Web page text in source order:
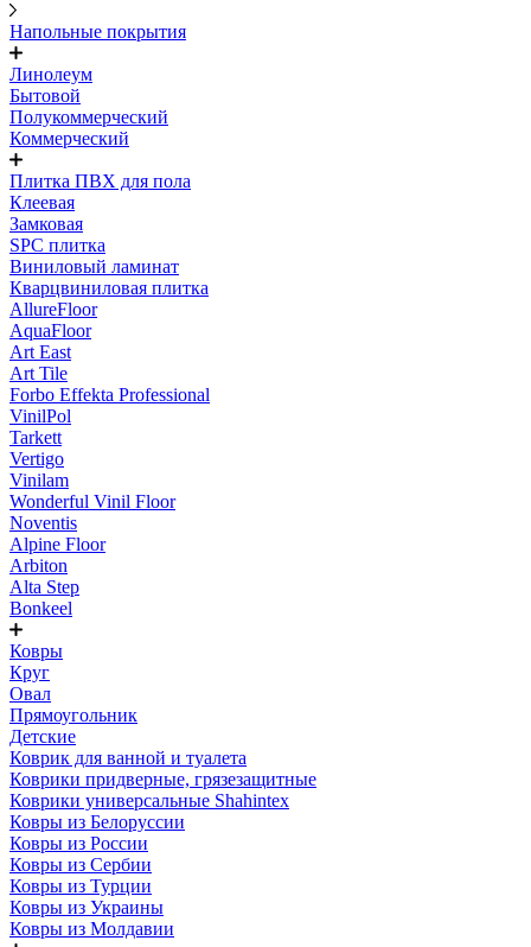
Напольные покрытия
Линолеум
Бытовой
Полукоммерческий
Коммерческий
Плитка ПВХ для пола
Клеевая
Замковая
SPC плитка
Виниловый ламинат
Кварцвиниловая плитка
AllureFloor
AquaFloor
Art East
Art Tile
Forbo Effekta Professional
VinilPol
Tarkett
Vertigo
Vinilam
Wonderful Vinil Floor
Noventis
Alpine Floor
Arbiton
Alta Step
Bonkeel
Ковры
Круг
Овал
Прямоугольник
Детские
Коврик для ванной и туалета
Коврики придверные, грязезащитные
Коврики универсальные Shahintex
Ковры из Белоруссии
Ковры из России
Ковры из Сербии
Ковры из Турции
Ковры из Украины
Ковры из Молдавии